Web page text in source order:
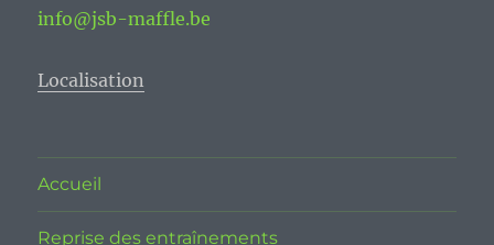
info@jsb-maffle.be
Localisation
Accueil
Reprise des entraînements